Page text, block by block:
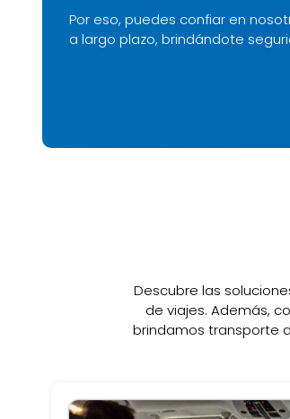
Por eso, puedes confiar en
a largo plazo, brindándote
Descubre las
de viajes. Además,
brindamos transporte